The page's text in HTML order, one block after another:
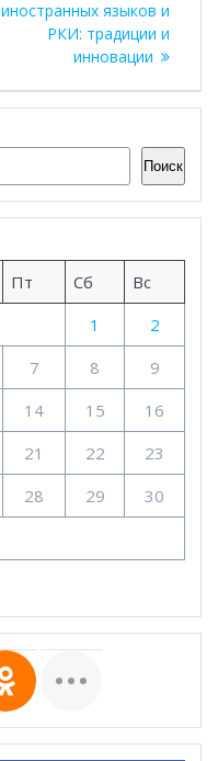
иностранных языков и
РКИ: традиции и
инновации
Поиск
Пт Сб
Вс
1
2
7 8
9
14 15
16
21 22
23
28 29
30